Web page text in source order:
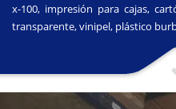
x-100, impresión para cajas,
transparente, vinipel, plástico